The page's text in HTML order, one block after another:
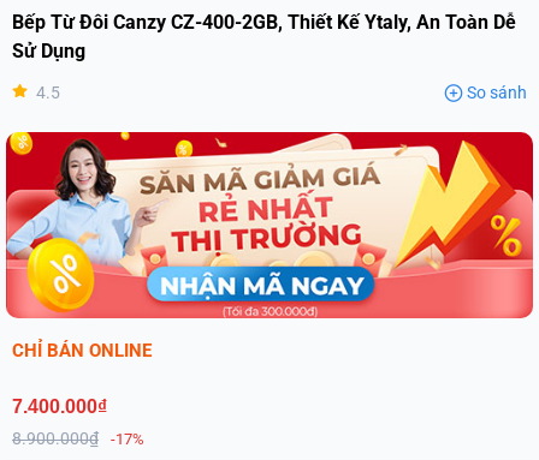
Bếp Từ Đôi Canzy CZ-400-2GB, Thiết Kế Ytaly, An Toàn Dễ
Sử Dụng
4.5 So sánh
CHỈ BÁN ONLINE
7.400.000₫
8.900.000₫ -17%